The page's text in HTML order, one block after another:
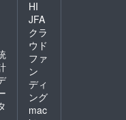
HI
JFA
クラ
ウド
ファ
ン
ディ
ング
mac